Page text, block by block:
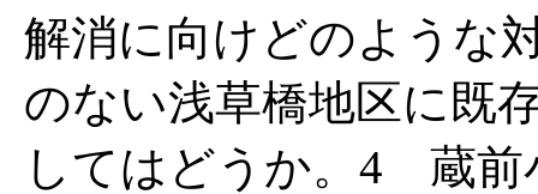
解消に向けどのような
のない浅草橋地区に既
してはどうか。4 蔵前